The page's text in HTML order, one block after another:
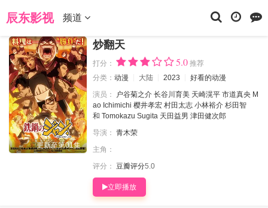
辰东影视 频道
当前位置： 辰东影视
更新至第01集
炒翻天
打分： 5.0 推荐
分类： 动漫 大陆 2023
好看的动漫
演员：
户谷菊之介 长谷川育美 天崎滉平 市道真央 M
ao Ichimichi 樱井孝宏 村田太志 小林裕介 杉田智
和 Tomokazu Sugita 天田益男 津田健次郎
导演： 青木荣
主角：
评分： 豆瓣评分5.0
立即播放